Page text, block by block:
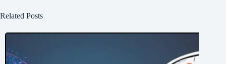
Related Posts